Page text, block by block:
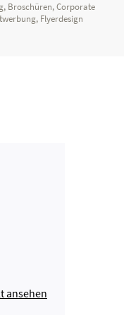
Broschüren, Corporate
Flyerdesign
ansehen